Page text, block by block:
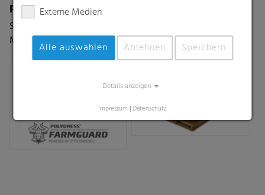
Polydress® FarmGuard
Schützen, was wertvoll ist.
Mit Folien der nächsten
Generation.
Externe Medien
Alle auswählen Ablehnen Speichern
Details anzeigen
Impressum | Datenschutz